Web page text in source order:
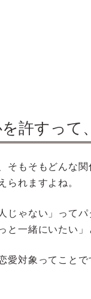
許すって
そもそもどんな
られますよね。
じゃない」って
と一緒にいたい」
愛対象ってこと